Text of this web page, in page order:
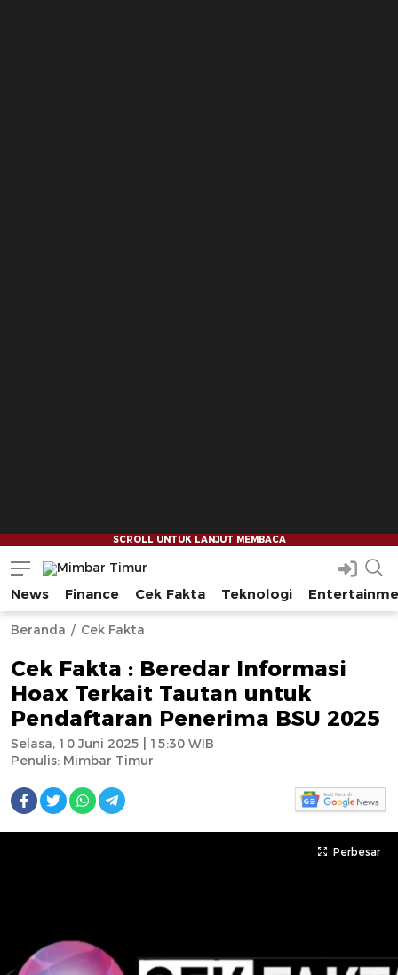
Mimbar Timur
Media Berjaringan Indonesia Timur
News Finance Cek Fakta Teknologi
Beranda Cek Fakta
Cek Fakta : Beredar Informasi
Hoax Terkait Tautan untuk
Pendaftaran Penerima BSU 2025
Penulis: Mimbar Timur
Selasa, 10 Juni 2025 | 15:30 WIB
Perbesar
--
--